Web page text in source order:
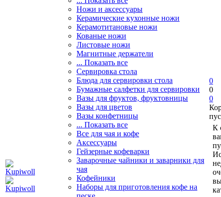
Ножи и аксессуары
Керамические кухонные ножи
Керамотитановые ножи
Кованые ножи
Листовые ножи
Магнитные держатели
... Показать все
Сервировка стола
Блюда для сервировки стола
Бумажные салфетки для сервировки
Вазы для фруктов, фруктовницы
Вазы для цветов
Вазы конфетницы
... Показать все
Все для чая и кофе
Аксессуары
Гейзерные кофеварки
Заварочные чайники и заварники для
чая
Кофейники
Наборы для приготовления кофе на
0
0
0
К